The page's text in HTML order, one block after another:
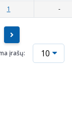
1 -
įrašų: